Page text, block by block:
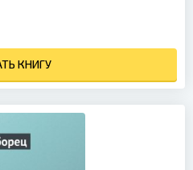
КНИГУ